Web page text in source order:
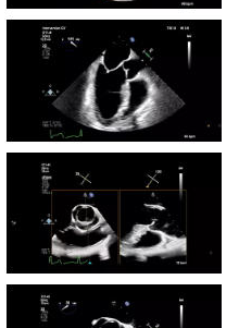
EPIQ CVx, X11-4t:
подклапанная мембрана
с TrueVue